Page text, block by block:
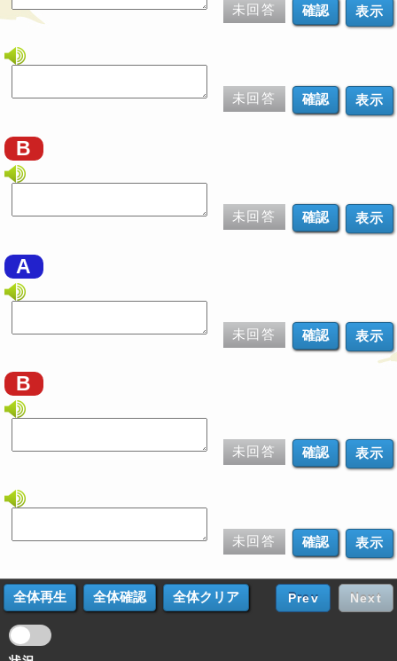
未回答 表示
未回答 表示
B
未回答 表示
A
未回答 表示
B
未回答 表示
未回答 表示
Prev Next